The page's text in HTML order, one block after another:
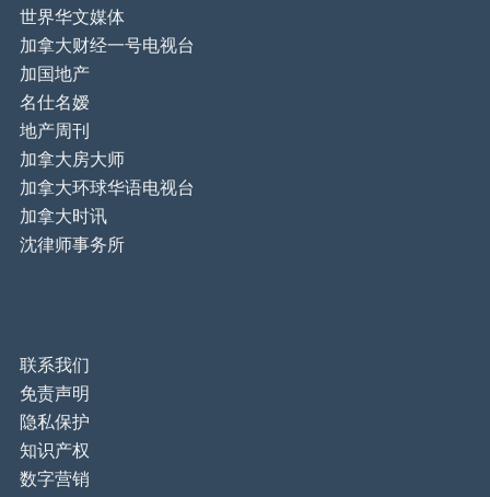
世界华文媒体
加拿大财经一号电视台
加国地产
名仕名嫒
地产周刊
加拿大房大师
加拿大环球华语电视台
加拿大时讯
沈律师事务所
联系我们
免责声明
隐私保护
知识产权
数字营销